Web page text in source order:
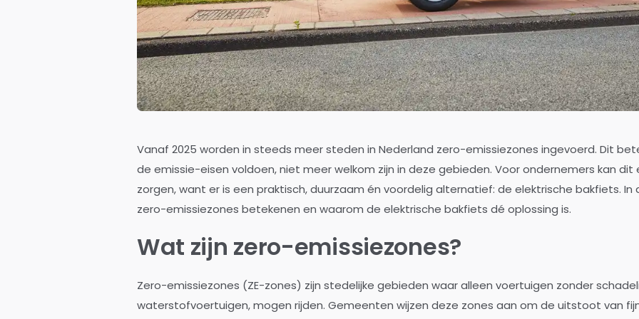
Vanaf 2025 worden in steeds meer steden in Nederland zero-emissiezones ingevoerd. Dit
de emissie-eisen voldoen, niet meer welkom zijn in deze gebieden. Voor ondernemers kan dit
zorgen, want er is een praktisch, duurzaam én voordelig alternatief: de elektrische bakfiets.
zero-emissiezones betekenen en waarom de elektrische bakfiets dé oplossing is.
Wat zijn zero-emissiezones?
Zero-emissiezones (ZE-zones) zijn stedelijke gebieden waar alleen voertuigen zonder
waterstofvoertuigen, mogen rijden. Gemeenten wijzen deze zones aan om de uitstoot van